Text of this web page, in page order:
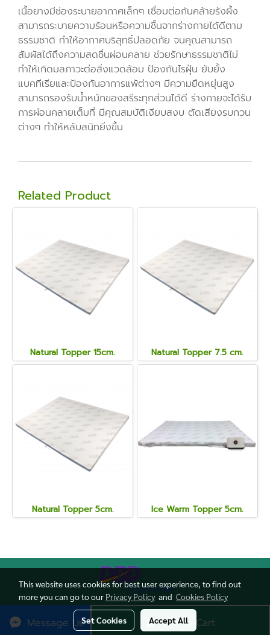
Add to Cart
Message Us
เนื้อยางมีช่องระบายอากาศเล็กๆ เชื่อมต่อกันคล้ายรังผึ้ง
สามารถระบายความร้อนหรือความชื้นจากร่างกายได้ดีตาม
ธรรมชาติ ทำให้อากาศบริสุทธิ์ปลอดภัย จนคุณสามารถ
สัมผัสได้ถึงความสดชื่นผ่อนคลาย ช่วยรักษาธรรมชาติไม่
ทำให้เกิดมลภาวะต่อสิ่งแวดล้อม ป้องกันไรฝุ่น ยับยั้ง
แบคทีเรียและป้องกันอาการแพ้ต่างๆ มีความยืดหยุ่นสูง
สามารถรองรับน้ำหนักของสรีระทุกส่วนได้ดี ร่างกายจะได้รับ
การผ่อนคลายเต็มที่ มีคุณสมบัติเงียบสงบ ตัดเสียงรบกวน
ต่างๆ ทำให้หลับสนิทยิ่งขึ้น
Related Product
Natural Topper 15cm. Natural Topper 7.5 cm.
Natural Topper 5cm. Ice Warm Topper 5cm.
Copy right by quatexofficialshop.com
This website uses cookies for best user experience, to find out
more you can go to our Privacy Policyand Cookies Policy
Set Cookies Accept All